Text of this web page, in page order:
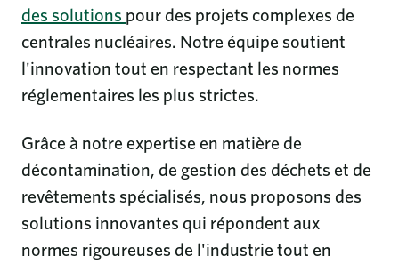
des solutions pour des projets complexes de
centrales nucléaires. Notre équipe soutient
l'innovation tout en respectant les normes
réglementaires les plus strictes.
Grâce à notre expertise en matière de
décontamination, de gestion des déchets et de
revêtements spécialisés, nous proposons des
solutions innovantes qui répondent aux
normes rigoureuses de l'industrie tout en